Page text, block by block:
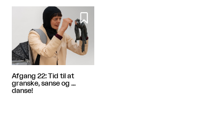

Afgang 22: Tid til at
granske, sanse og ...
danse!